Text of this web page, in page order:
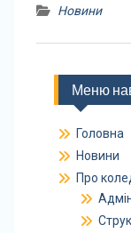
Новини
Меню
Головна
Новини
Про